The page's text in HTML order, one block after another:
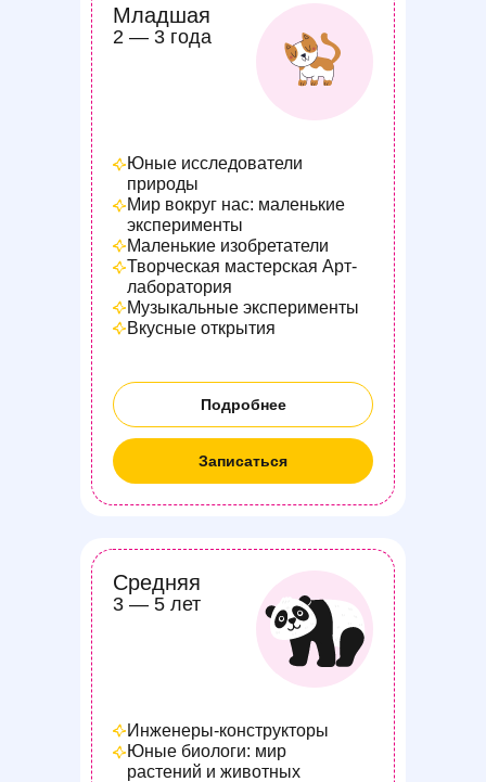
Средняя
3 — 5 лет
Инженеры-конструкторы
Юные биологи: мир
растений и животных
Записаться
Младшая
2 — 3 года
Подробнее
Юные исследователи
природы
Мир вокруг нас: маленькие
эксперименты
Маленькие изобретатели
Творческая мастерская Арт-
лаборатория
Музыкальные эксперименты
Вкусные открытия